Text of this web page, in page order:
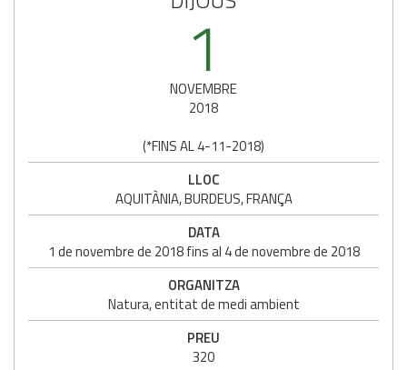
1
NOVEMBRE
2018
(*FINS AL 4-11-2018)
LLOC
AQUITÀNIA, BURDEUS, FRANÇA
DATA
1 denovembrede 2018fins al 4denovembrede 2018
ORGANITZA
Natura, entitat de medi ambient
PREU
320